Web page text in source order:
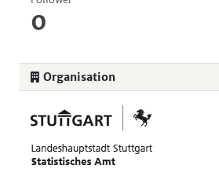
0
Organisation